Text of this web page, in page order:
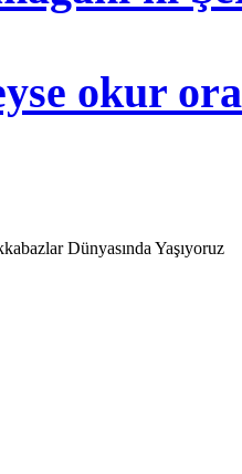
okur
Dünyasında Yaşıyoruz